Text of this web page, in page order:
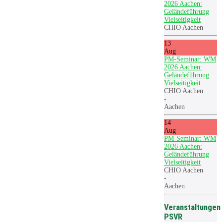
2026 Aachen:
Geländeführung
Vielseitigkeit
CHIO Aachen
13
Aug
PM-Seminar: WM
2026 Aachen:
Geländeführung
Vielseitigkeit
CHIO Aachen
-
Aachen
14
Aug
PM-Seminar: WM
2026 Aachen:
Geländeführung
Vielseitigkeit
CHIO Aachen
-
Aachen
Veranstaltungen
PSVR